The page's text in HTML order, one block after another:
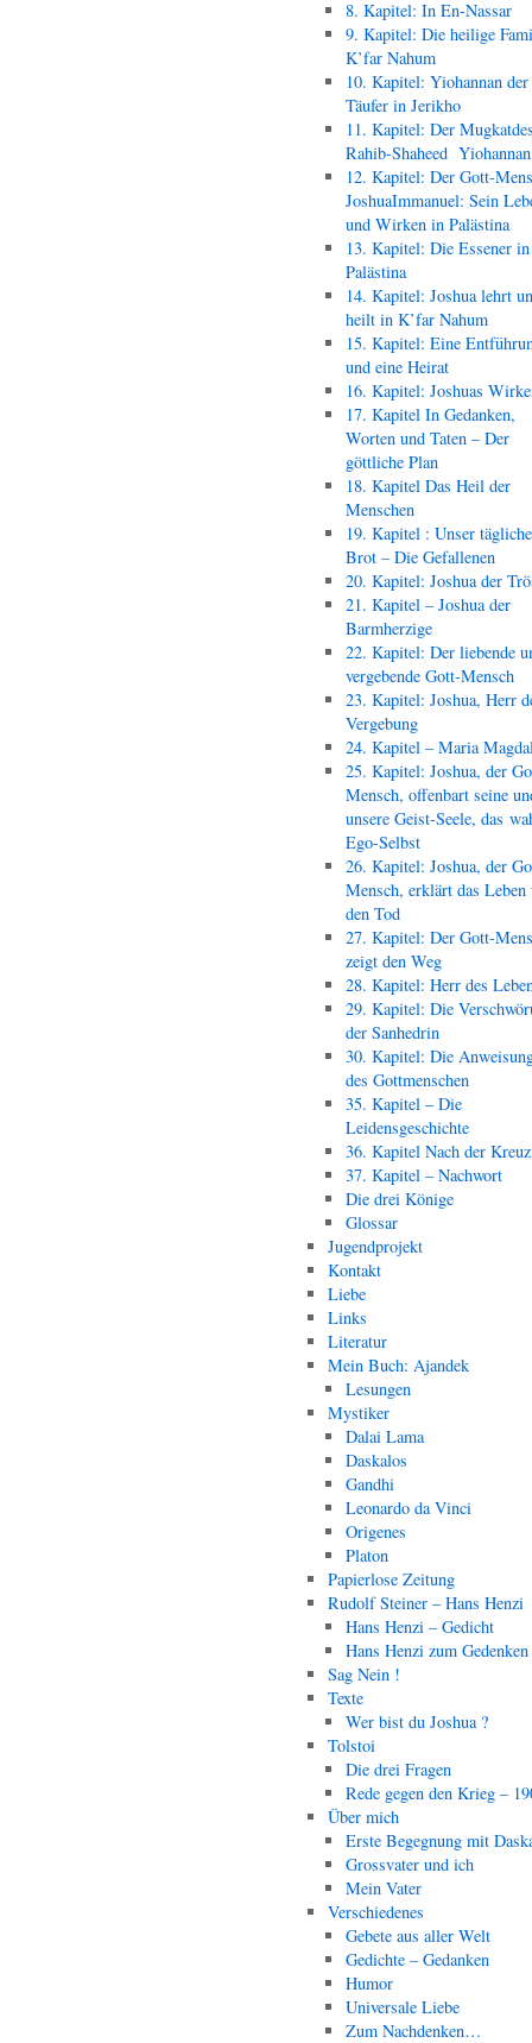
8. Kapitel: In En-Nassar
9. Kapitel: Die heilige
K’far Nahum
10. Kapitel: Yiohannan der
Täufer in Jerikho
11. Kapitel: Der
Rahib-Shaheed
12. Kapitel: Der Gott-
JoshuaImmanuel: Sein
und Wirken in Palästina
13. Kapitel: Die Essener in
Palästina
14. Kapitel: Joshua lehrt
heilt in K’far Nahum
15. Kapitel: Eine
und eine Heirat
16. Kapitel: Joshuas
17. Kapitel In Gedanken,
Worten und Taten – Der
göttliche Plan
18. Kapitel Das Heil der
Menschen
19. Kapitel : Unser
Brot – Die Gefallenen
20. Kapitel: Joshua der
21. Kapitel – Joshua der
Barmherzige
22. Kapitel: Der liebende
vergebende Gott-Mensch
23. Kapitel: Joshua, Herr
Vergebung
24. Kapitel – Maria
25. Kapitel: Joshua, der
Mensch, offenbart seine
unsere Geist-Seele, das
Ego-Selbst
26. Kapitel: Joshua, der
Mensch, erklärt das Leben
den Tod
27. Kapitel: Der Gott-
zeigt den Weg
28. Kapitel: Herr des
29. Kapitel: Die
der Sanhedrin
30. Kapitel: Die
des Gottmenschen
35. Kapitel – Die
Leidensgeschichte
36. Kapitel Nach der
37. Kapitel – Nachwort
Die drei Könige
Glossar
Jugendprojekt
Kontakt
Liebe
Links
Literatur
Mein Buch: Ajandek
Lesungen
Mystiker
Dalai Lama
Daskalos
Gandhi
Leonardo da Vinci
Origenes
Platon
Papierlose Zeitung
Rudolf Steiner – Hans Henzi
Hans Henzi – Gedicht
Hans Henzi zum Gedenken
Sag Nein !
Texte
Wer bist du Joshua ?
Tolstoi
Die drei Fragen
Rede gegen den Krieg –
Über mich
Erste Begegnung mit
Grossvater und ich
Mein Vater
Verschiedenes
Gebete aus aller Welt
Gedichte – Gedanken
Humor
Universale Liebe
Zum Nachdenken…